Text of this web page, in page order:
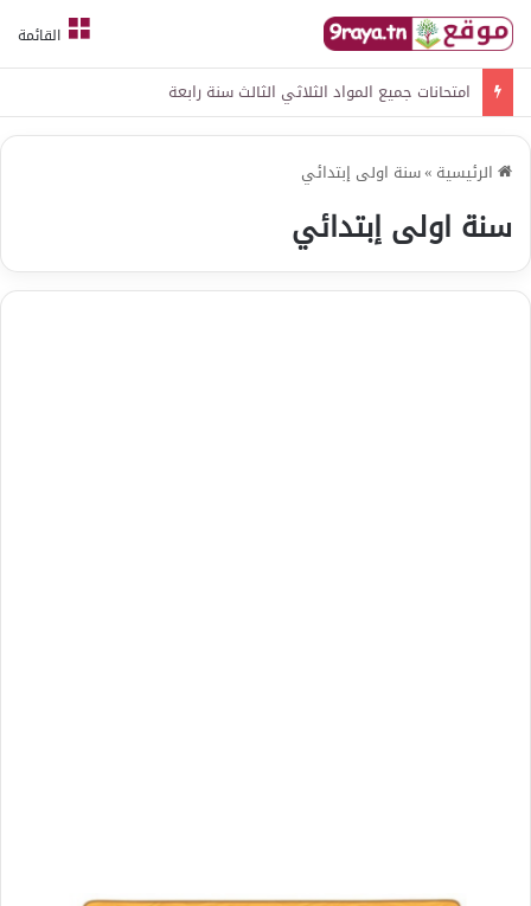
القائمة
امتحانات جميع المواد الثلاثي الثالث سنة رابعة
الرئيسية »سنة اولى إبتدائي
سنة اولى إبتدائي